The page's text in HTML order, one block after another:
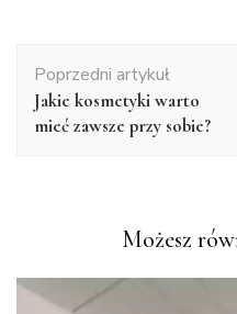
wpisu
Poprzedni artykuł
Jakie kosmetyki warto
mieć zawsze przy sobie?
Możesz